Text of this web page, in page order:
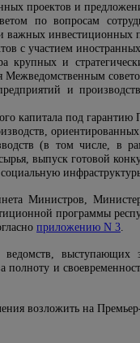
проектов и
по вопросам
важных
с участием
крупных и
Межведомственным
и
капитала под гарантию
(в том числе, в
выпуск готовой
Министров,
программы
приложению N 3.
выступающих
полноту и
возложить на